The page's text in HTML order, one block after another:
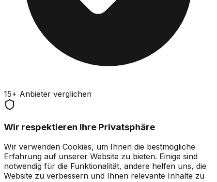
15+ Anbieter verglichen
Wir respektieren Ihre Privatsphäre
Wir verwenden Cookies, um Ihnen die bestmögliche
Erfahrung auf unserer Website zu bieten. Einige sind
notwendig für die Funktionalität, andere helfen uns, die
Website zu verbessern und Ihnen relevante Inhalte zu